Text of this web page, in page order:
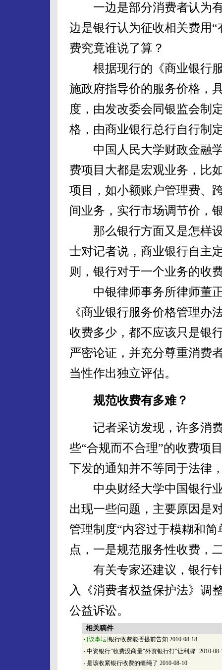
一边是部分消费者认为有
边是银行认为征收相关费用
费究竟谁说了算？
根据现行的《商业银行服
施政府指导价的服务价格，
度，由发改委会同银监会制
格，由商业银行总行自行制
中国人民大学财政金融学
费项目大都是宏观业务，比
项目，如小额账户管理费、
间业务，实行市场调节价，
那么银行方面又是怎样设
士对记者说，商业银行自主
则，银行对于一个业务的收
中银律师事务所律师董正
《商业银行服务价格管理办
收费多少，都不应该只是银
严密论证，并充分尊重消费
当性作出独立评估。
规范收费有多难？
记者采访发现，许多消费
些“合规而不合理”的收费项
下发的通知并不等同于法律
中央财经大学中国银行业
出现一些问题，主要原因是
管理制度“内容过于模糊和
点，一是规范服务性收费，
有关专家还建议，银行针
入《消费者权益保护法》调
公益诉讼。
相关稿件
· [议事坛]银行收费能否提前告知 2010-08-18
· 中资银行"收费没商量"外资银行打"让利牌" 2010-08-
· 是该收紧银行收费的缰绳了 2010-08-10